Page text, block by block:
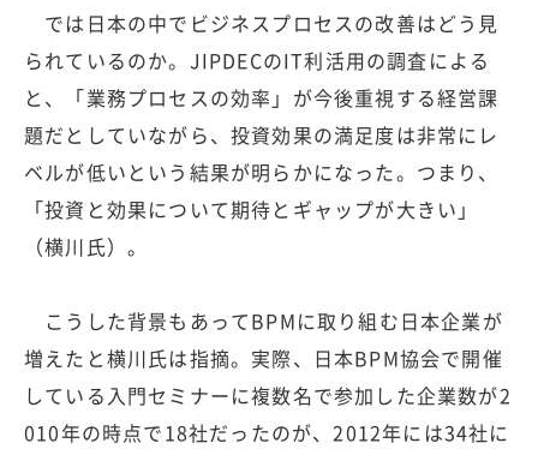
では日本の中でビジネスプロセスの改善はどう見
られているのか。JIPDECのIT利活用の調査による
と、「業務プロセスの効率」が今後重視する経営課
題だとしていながら、投資効果の満足度は非常にレ
ベルが低いという結果が明らかになった。つまり、
「投資と効果について期待とギャップが大きい」
（横川氏）。
こうした背景もあってBPMに取り組む日本企業が
増えたと横川氏は指摘。実際、日本BPM協会で開催
している入門セミナーに複数名で参加した企業数が2
010年の時点で18社だったのが、2012年には34社に